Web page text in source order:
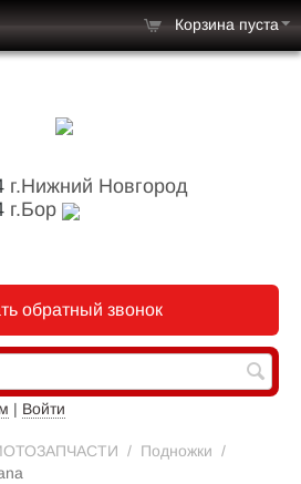
г.Нижний Новгород
г.Бор
обратный звонок
| Войти
Корзина пуста
/ Подножки /